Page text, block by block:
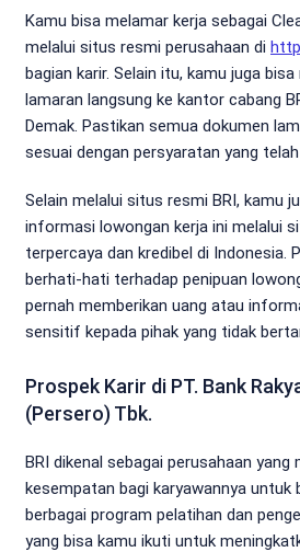
Kamu bisa melamar kerja sebagai
melalui situs resmi perusahaan di
bagian karir. Selain itu, kamu juga
lamaran langsung ke kantor cabang
Demak. Pastikan semua dokumen
sesuai dengan persyaratan yang
Selain melalui situs resmi BRI, kamu
informasi lowongan kerja ini melalui
terpercaya dan kredibel di Indonesia.
berhati-hati terhadap penipuan
pernah memberikan uang atau
sensitif kepada pihak yang tidak
Prospek Karir di PT. Bank
(Persero) Tbk.
BRI dikenal sebagai perusahaan yang
kesempatan bagi karyawannya untuk
berbagai program pelatihan dan
yang bisa kamu ikuti untuk